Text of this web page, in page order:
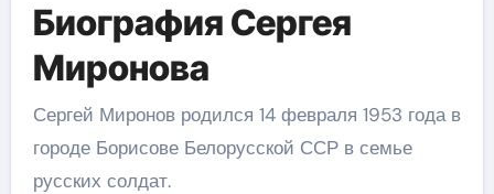
Биография Сергея
Миронова
Сергей Миронов родился 14 февраля 1953 года в
городе Борисове Белорусской ССР в семье
русских солдат.